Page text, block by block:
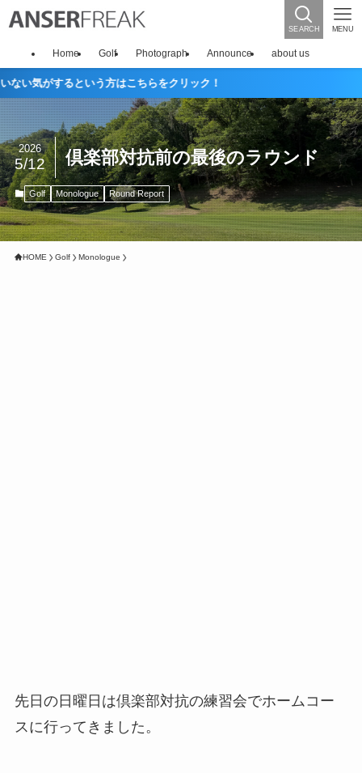
SEARCH MENU
Home Golf Photograph Announce about us
いう方はこちらをクリック！
倶楽部対抗前の最後のラウンド
2026
5/12
Golf Monologue Round Report
HOME Golf Monologue
先日の日曜日は倶楽部対抗の練習会でホームコー
スに行ってきました。